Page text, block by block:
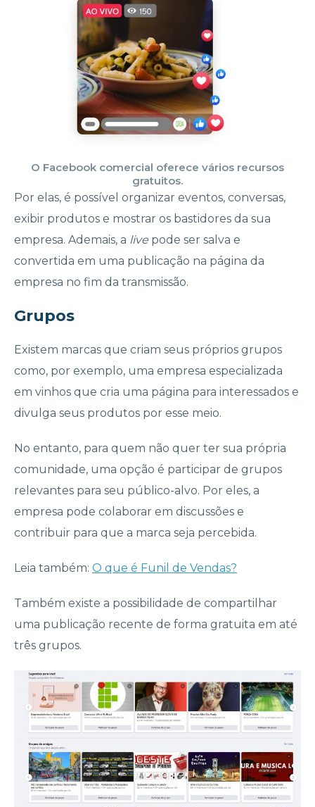
O Facebook comercial oferece vários recursos
gratuitos.
Por elas, é possível organizar eventos, conversas,
exibir produtos e mostrar os bastidores da sua
empresa. Ademais, a live pode ser salva e
convertida em uma publicação na página da
empresa no fim da transmissão.
Grupos
Existem marcas que criam seus próprios grupos
como, por exemplo, uma empresa especializada
em vinhos que cria uma página para interessados e
divulga seus produtos por esse meio.
No entanto, para quem não quer ter sua própria
comunidade, uma opção é participar de grupos
relevantes para seu público-alvo. Por eles, a
empresa pode colaborar em discussões e
contribuir para que a marca seja percebida.
Leia também: O que é Funil de Vendas?
Também existe a possibilidade de compartilhar
uma publicação recente de forma gratuita em até
três grupos.